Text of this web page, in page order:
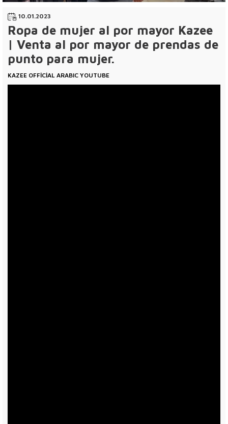
10.01.2023
Ropa de mujer al por mayor Kazee
| Venta al por mayor de prendas de
punto para mujer.
KAZEE OFFİCİAL ARABIC YOUTUBE